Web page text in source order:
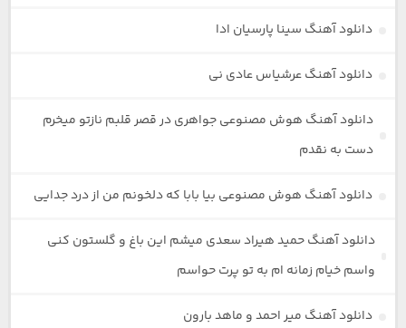
دانلود آهنگ سینا پارسیان ادا
دانلود آهنگ عرشیاس عادی نی
دانلود آهنگ هوش مصنوعی جواهری در قصر قلبم نازتو میخرم
دست به نقدم
دانلود آهنگ هوش مصنوعی بیا بابا که دلخونم من از درد جدایی
دانلود آهنگ حمید هیراد سعدی میشم این باغ و گلستون کنی
واسم خیام زمانه ام به تو پرت حواسم
دانلود آهنگ میر احمد و ماهد بارون